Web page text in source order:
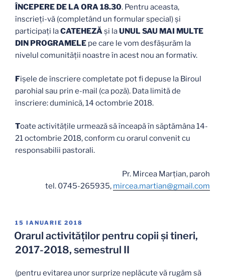
ÎNCEPERE DE LA ORA 18.30. Pentru aceasta,
înscrieți-vă (completând un formular special) și
participați laCATEHEZĂși laUNUL SAU MAI MULTE
DIN PROGRAMELE pe care le vom desfăşurăm la
nivelul comunității noastre în acest nou an formativ.
Fişele de înscriere completate pot fi depuse la Biroul
parohial sau prin e-mail (ca poză). Data limită de
înscriere: duminică, 14 octombrie 2018.
Toate activitățile urmează să înceapă în săptămâna 14-
21 octombrie 2018, conform cu orarul convenit cu
responsabilii pastorali.
Pr. Mircea Marțian, paroh
tel. 0745-265935, mircea.martian@gmail.com
PUBLICAT
PE
15 IANUARIE 2018
Orarul activităților pentru copii și tineri,
2017-2018, semestrul II
(pentru evitarea unor surprize neplăcute vă rugăm să